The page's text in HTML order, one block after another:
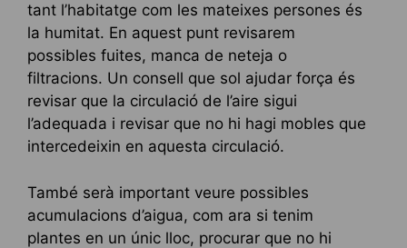
tant l’habitatge com les mateixes persones és
la humitat. En aquest punt revisarem
possibles fuites, manca de neteja o
filtracions. Un consell que sol ajudar força és
revisar que la circulació de l’aire sigui
l’adequada i revisar que no hi hagi mobles que
intercedeixin en aquesta circulació.
També serà important veure possibles
acumulacions d’aigua, com ara si tenim
plantes en un únic lloc, procurar que no hi